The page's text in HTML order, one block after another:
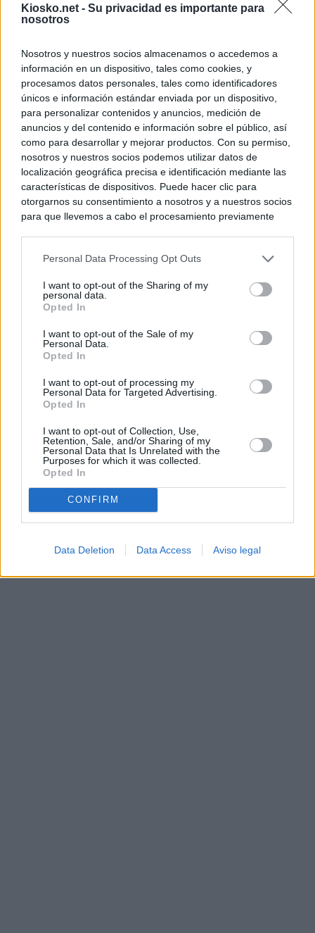
Kiosko.net - Su privacidad es importante para
nosotros
Nosotros y nuestros socios almacenamos o accedemos a
información en un dispositivo, tales como cookies, y
procesamos datos personales, tales como identificadores
únicos e información estándar enviada por un dispositivo,
para personalizar contenidos y anuncios, medición de
anuncios y del contenido e información sobre el público, así
como para desarrollar y mejorar productos. Con su permiso,
nosotros y nuestros socios podemos utilizar datos de
localización geográfica precisa e identificación mediante las
características de dispositivos. Puede hacer clic para
otorgarnos su consentimiento a nosotros y a nuestros socios
para que llevemos a cabo el procesamiento previamente
negar su consentimiento. Tenga en cuenta que algún
de su consentimiento, pero usted tiene el derecho de
rechazar tal procesamiento. Sus preferencias se aplicarán
cualquier momento entrando de nuevo en este sitio web o
visitando nuestra política de privacidad.
Personal Data Processing Opt Outs
I want to opt-out of the Sharing of my
personal data.
Opted In
I want to opt-out of the Sale of my
Personal Data.
Opted In
I want to opt-out of processing my
Personal Data for Targeted Advertising.
Opted In
I want to opt-out of Collection, Use,
Retention, Sale, and/or Sharing of my
Personal Data that Is Unrelated with the
Purposes for which it was collected.
Opted In
CONFIRM
Data Deletion Data Access Aviso legal